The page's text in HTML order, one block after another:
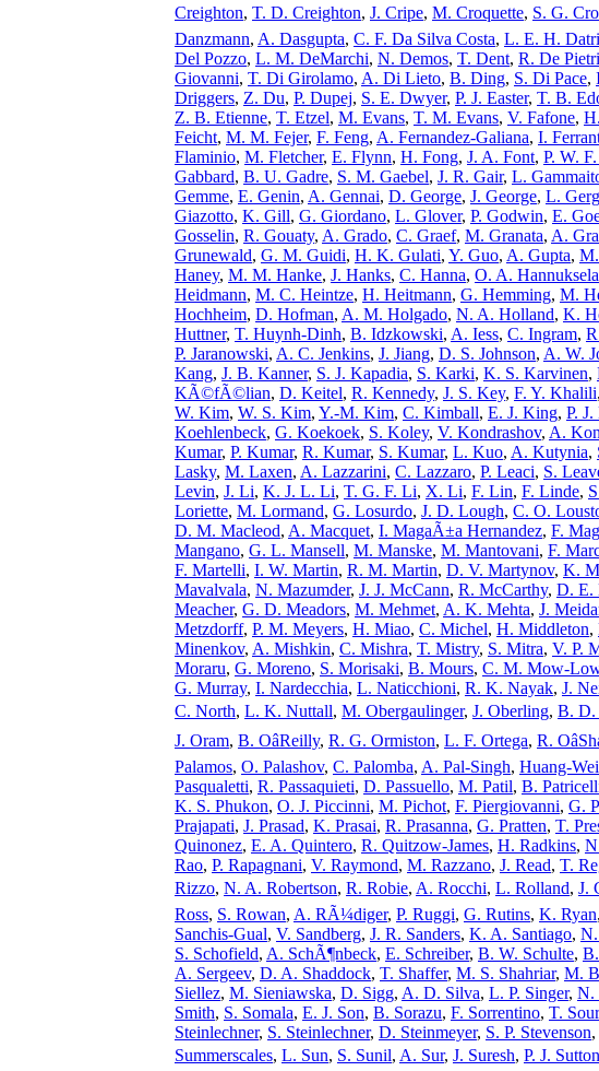
Creighton, T. D. Creighton, J. Cripe, M. Croquette, S. G.
Danzmann, A. Dasgupta, C. F. Da Silva Costa, L. E. H.
Del Pozzo, L. M. DeMarchi, N. Demos, T. Dent, R. De Pietri
Giovanni, T. Di Girolamo, A. Di Lieto, B. Ding, S. Di Pace,
Driggers, Z. Du, P. Dupej, S. E. Dwyer, P. J. Easter, T. B.
Z. B. Etienne, T. Etzel, M. Evans, T. M. Evans, V. Fafone,
Feicht, M. M. Fejer, F. Feng, A. Fernandez-Galiana, I.
Flaminio, M. Fletcher, E. Flynn, H. Fong, J. A. Font, P. W.
Gabbard, B. U. Gadre, S. M. Gaebel, J. R. Gair, L.
Gemme, E. Genin, A. Gennai, D. George, J. George, L.
Giazotto, K. Gill, G. Giordano, L. Glover, P. Godwin, E.
Gosselin, R. Gouaty, A. Grado, C. Graef, M. Granata, A.
Grunewald, G. M. Guidi, H. K. Gulati, Y. Guo, A. Gupta,
Haney, M. M. Hanke, J. Hanks, C. Hanna, O. A. Hannuksela
Heidmann, M. C. Heintze, H. Heitmann, G. Hemming, M.
Hochheim, D. Hofman, A. M. Holgado, N. A. Holland, K.
Huttner, T. Huynh-Dinh, B. Idzkowski, A. Iess, C. Ingram,
P. Jaranowski, A. C. Jenkins, J. Jiang, D. S. Johnson, A. W.
Kang, J. B. Kanner, S. J. Kapadia, S. Karki, K. S. Karvinen,
KÃ©fÃ©lian, D. Keitel, R. Kennedy, J. S. Key, F. Y. Khalili,
W. Kim, W. S. Kim, Y.-M. Kim, C. Kimball, E. J. King, P.
Koehlenbeck, G. Koekoek, S. Koley, V. Kondrashov, A.
Kumar, P. Kumar, R. Kumar, S. Kumar, L. Kuo, A. Kutynia,
Lasky, M. Laxen, A. Lazzarini, C. Lazzaro, P. Leaci, S.
Levin, J. Li, K. J. L. Li, T. G. F. Li, X. Li, F. Lin, F. Linde,
Loriette, M. Lormand, G. Losurdo, J. D. Lough, C. O.
D. M. Macleod, A. Macquet, I. MagaÃ±a Hernandez, F.
Mangano, G. L. Mansell, M. Manske, M. Mantovani, F.
F. Martelli, I. W. Martin, R. M. Martin, D. V. Martynov, K.
Mavalvala, N. Mazumder, J. J. McCann, R. McCarthy, D. E.
Meacher, G. D. Meadors, M. Mehmet, A. K. Mehta, J.
Metzdorff, P. M. Meyers, H. Miao, C. Michel, H. Middleton,
Minenkov, A. Mishkin, C. Mishra, T. Mistry, S. Mitra, V. P.
Moraru, G. Moreno, S. Morisaki, B. Mours, C. M. Mow-
G. Murray, I. Nardecchia, L. Naticchioni, R. K. Nayak, J.
C. North, L. K. Nuttall, M. Obergaulinger, J. Oberling, B. D.
J. Oram, B. OâReilly, R. G. Ormiston, L. F. Ortega, R.
Palamos, O. Palashov, C. Palomba, A. Pal-Singh, Huang-
Pasqualetti, R. Passaquieti, D. Passuello, M. Patil, B.
K. S. Phukon, O. J. Piccinni, M. Pichot, F. Piergiovanni, G.
Prajapati, J. Prasad, K. Prasai, R. Prasanna, G. Pratten, T.
Quinonez, E. A. Quintero, R. Quitzow-James, H. Radkins,
Rao, P. Rapagnani, V. Raymond, M. Razzano, J. Read, T.
Rizzo, N. A. Robertson, R. Robie, A. Rocchi, L. Rolland, J.
Ross, S. Rowan, A. RÃ¼diger, P. Ruggi, G. Rutins, K. Ryan,
Sanchis-Gual, V. Sandberg, J. R. Sanders, K. A. Santiago,
S. Schofield, A. SchÃ¶nbeck, E. Schreiber, B. W. Schulte,
A. Sergeev, D. A. Shaddock, T. Shaffer, M. S. Shahriar, M.
Siellez, M. Sieniawska, D. Sigg, A. D. Silva, L. P. Singer, N.
Smith, S. Somala, E. J. Son, B. Sorazu, F. Sorrentino, T.
Steinlechner, S. Steinlechner, D. Steinmeyer, S. P. Stevenson,
Summerscales, L. Sun, S. Sunil, A. Sur, J. Suresh, P. J. Sutton